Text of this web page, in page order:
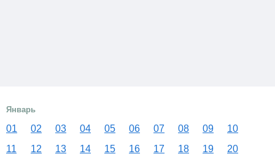
Январь
01 02 03 04 05 06 07 08 09
10
11
12 13 14 15 16 17 18 19
20